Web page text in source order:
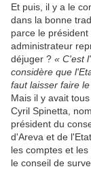
Et puis, il y a le
dans la bonne
parce le
administrateur
déjuger ? « C'est
considère que
faut laisser faire
Mais il y avait
Cyril Spinetta,
président du
d'Areva et de
les comptes et
le conseil de